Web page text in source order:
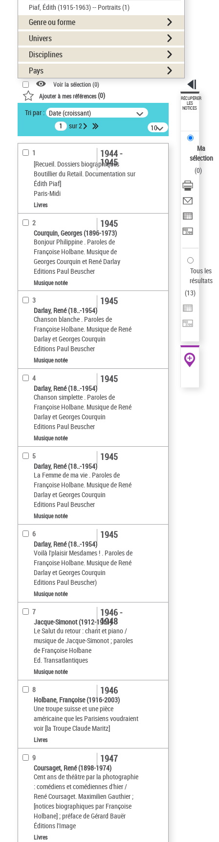
Piaf, Édith (1915-1963) -- Portraits(1)
Genre ou forme
Univers
Disciplines
Pays
Voir la sélection (0)
Ajouter à mes références(0)
Tri par : Date (croissant)
sur 2
10
résultats/page
1
[Recueil. Dossiers biographiques
Boutillier du Retail. Documentation sur
Édith Piaf]
Paris-Midi
1944 -
1945
Livres
2
Courquin, Georges (1896-1973)
Bonjour Philippine . Paroles de
Françoise Holbane. Musique de
Georges Courquin et René Darlay
Editions Paul Beuscher
1945
Musique notée
3
Darlay, René (18..-1954)
Chanson blanche . Paroles de
Françoise Holbane. Musique de René
Darlay et Georges Courquin
Editions Paul Beuscher
1945
Musique notée
4
Darlay, René (18..-1954)
Chanson simplette . Paroles de
Françoise Holbane. Musique de René
Darlay et Georges Courquin
Editions Paul Beuscher
1945
Musique notée
5
Darlay, René (18..-1954)
La Femme de ma vie . Paroles de
Françoise Holbane. Musique de René
Darlay et Georges Courquin
Editions Paul Beuscher
1945
Musique notée
6
Darlay, René (18..-1954)
Voilà l'plaisir Mesdames ! . Paroles de
Françoise Holbane. Musique de René
Darlay et Georges Courquin
Editions Paul Beuscher)
1945
Musique notée
7
Jacque-Simonot (1912-1961)
Le Salut du retour : chant et piano /
musique de Jacque-Simonot ; paroles
de Françoise Holbane
Ed. Transatlantiques
1946 -
1948
Musique notée
8
Holbane, Françoise (1916-2003)
Une troupe suisse et une pièce
américaine que les Parisiens voudraient
voir [la Troupe Claude Maritz]
1946
Livres
9
Coursaget, René (1898-1974)
Cent ans de théâtre par la photographie
: comédiens et comédiennes d'hier /
René Coursaget. Maximilien Gauthier ;
[notices biographiques par Françoise
Holbane] ; préface de Gérard Bauër
Éditions l'Image
1947
Livres
RÉCUPÉRER
LES
NOTICES
Ma
sélection
(0)
Tous les
résultats
(13)